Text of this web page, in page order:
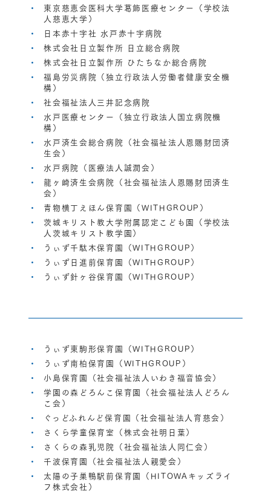
東京慈恵会医科大学葛飾医療センター（学校法
人慈恵大学）
日本赤十字社 水戸赤十字病院
株式会社日立製作所 日立総合病院
株式会社日立製作所 ひたちなか総合病院
福島労災病院（独立行政法人労働者健康安全機
構）
社会福祉法人三井記念病院
水戸医療センター（独立行政法人国立病院機
構）
水戸済生会総合病院（社会福祉法人恩賜財団済
生会）
水戸病院（医療法人誠潤会）
龍ヶ崎済生会病院（社会福祉法人恩賜財団済生
会）
青物横丁えほん保育園（WITHGROUP）
茨城キリスト教大学附属認定こども園（学校法
人茨城キリスト教学園）
うぃず千駄木保育園（WITHGROUP）
うぃず日進前保育園（WITHGROUP）
うぃず針ヶ谷保育園（WITHGROUP）
うぃず東駒形保育園（WITHGROUP）
うぃず南柏保育園（WITHGROUP）
小島保育園（社会福祉法人いわき福音協会）
学園の森どろんこ保育園（社会福祉法人どろん
こ会）
ぐっどふれんど保育園（社会福祉法人育慈会）
さくら学童保育室（株式会社明日葉）
さくらの森乳児院（社会福祉法人同仁会）
千波保育園（社会福祉法人親愛会）
太陽の子巣鴨駅前保育園（HITOWAキッズライ
フ株式会社）